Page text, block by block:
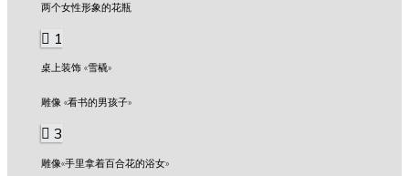
两个女性形象的花瓶
1
桌上装饰 «雪橇»
雕像 «看书的男孩子»
3
雕像«手里拿着百合花的浴女»